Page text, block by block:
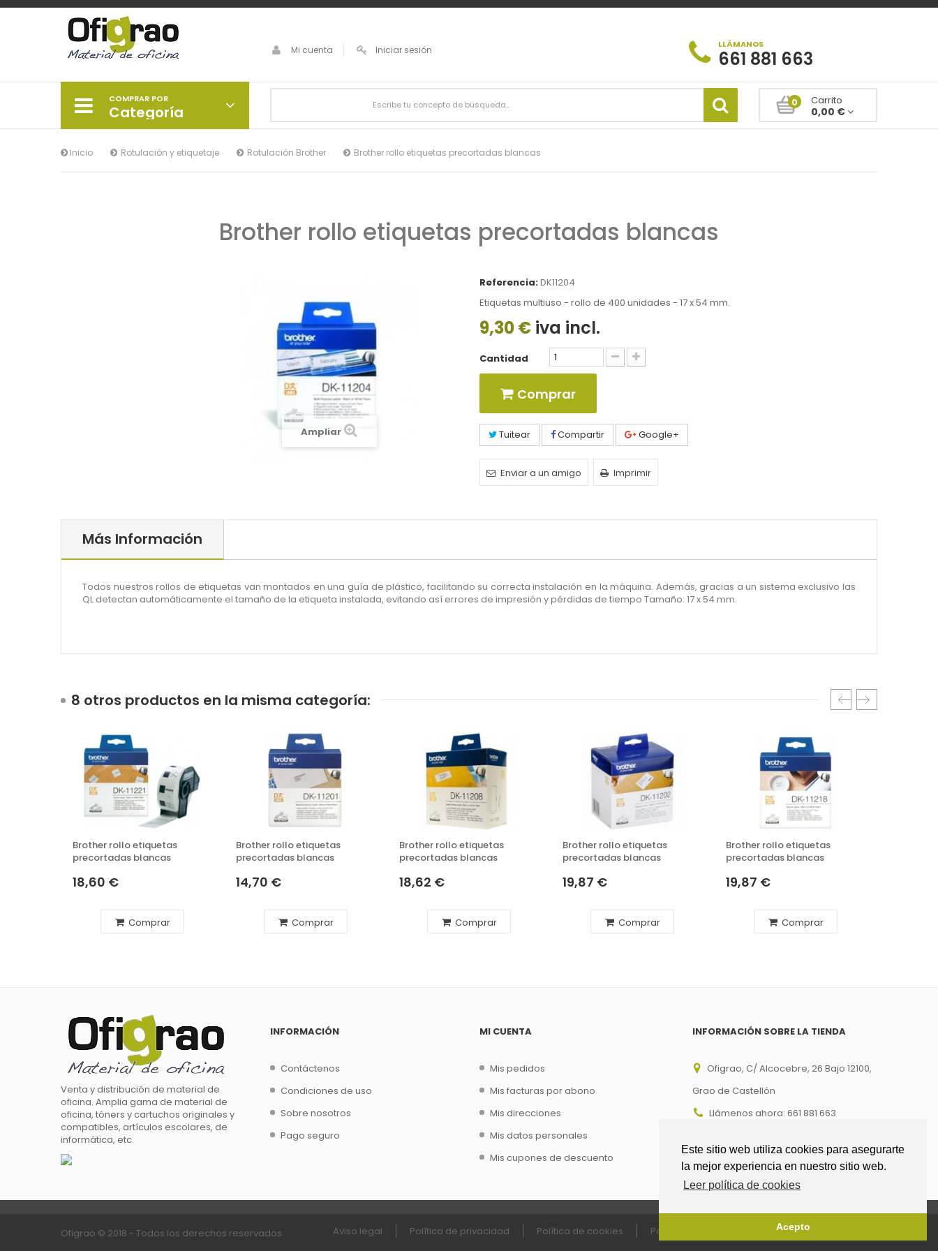
Este sitio web utiliza cookies para asegurarte
la mejor experiencia en nuestro sitio web.
Leer política de cookies
Acepto
Mi cuenta Iniciar sesión LLÁMANOS
661 881 663
COMPRAR POR
Categoría
0 Carrito
0,00 €
Inicio Rotulación y etiquetaje Rotulación Brother Brother rollo etiquetas precortadas blancas
Brother rollo etiquetas precortadas blancas
Ampliar
Referencia:DK11204
Etiquetas multiuso - rollo de 400 unidades - 17 x 54 mm.
9,30 €iva incl.
Cantidad
Comprar
Tuitear Compartir Google+
Enviar a un amigo Imprimir
Más Información
Todos nuestros rollos de etiquetas van montados en una guía de plástico, facilitando su correcta instalación en la máquina. Además, gracias a un sistema exclusivo las
QL detectan automáticamente el tamaño de la etiqueta instalada, evitando así errores de impresión y pérdidas de tiempo Tamaño: 17 x 54 mm.
8 otros productos en la misma categoría:
Brother rollo etiquetas
precortadas blancas
18,60 €
Comprar
Brother rollo etiquetas
precortadas blancas
14,70 €
Comprar
Brother rollo etiquetas
precortadas blancas
18,62 €
Comprar
Brother rollo etiquetas
precortadas blancas
19,87 €
Comprar
Brother rollo etiquetas
precortadas blancas
19,87 €
Comprar
Venta y distribución de material de
oficina. Amplia gama de material de
oficina, tóners y cartuchos originales y
compatibles, artículos escolares, de
informática, etc.
INFORMACIÓN
Contáctenos
Condiciones de uso
Sobre nosotros
Pago seguro
MI CUENTA
Mis pedidos
Mis facturas por abono
Mis direcciones
Mis datos personales
Mis cupones de descuento
INFORMACIÓN SOBRE LA TIENDA
Ofigrao, C/ Alcocebre, 26 Bajo 12100,
Grao de Castellón
Llámenos ahora: 661 881 663
Aviso legal Política de privacidad Política de cookies Política enlaces Pago seguro
Ofigrao © 2018 - Todos los derechos reservados.